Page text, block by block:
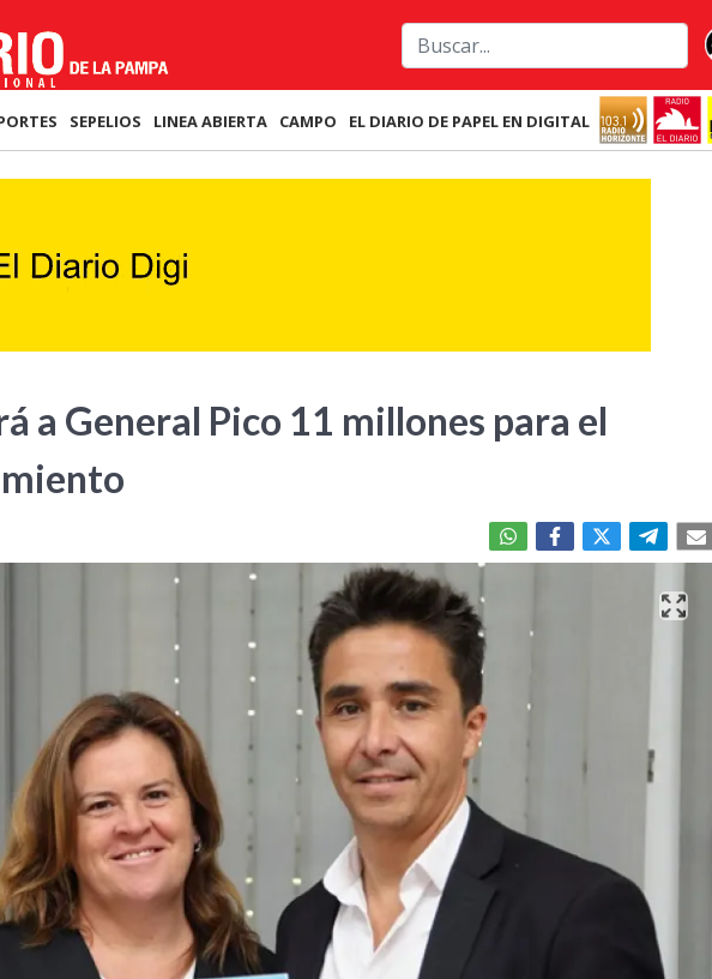
SEPELIOS LINEA ABIERTA CAMPO EL DIARIO DE PAPEL EN DIGITAL
a General Pico 11 millones para el